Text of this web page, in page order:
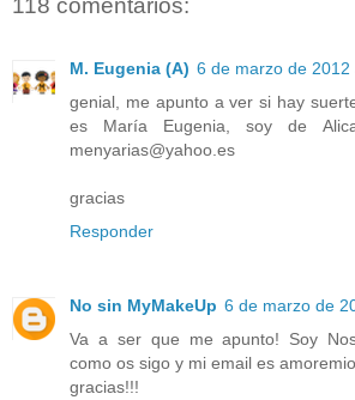
118 comentarios:
M. Eugenia (A) 6 de marzo de 2012
genial, me apunto a ver si hay
es María Eugenia, soy de
menyarias@yahoo.es
gracias
Responder
No sin MyMakeUp 6 de marzo de
Va a ser que me apunto! Soy
como os sigo y mi email es
gracias!!!